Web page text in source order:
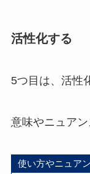
活性化する
5つ目は、活性
意味やニュアン
使い方やニュア